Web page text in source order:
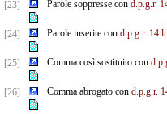
[23] Parole soppresse con d.p.g.r.
[24] Parole inserite con d.p.g.r. 14
[25] Comma così sostituito con
[26] Comma abrogato con d.p.g.r.